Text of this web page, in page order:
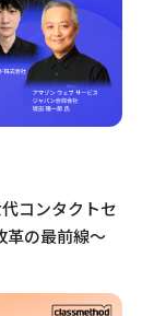
コンタクトセ
革の最前線～